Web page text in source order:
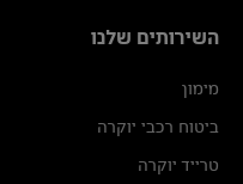
השירותים שלנו
מימון
ביטוח רכבי יוקרה
טרייד יוקרה